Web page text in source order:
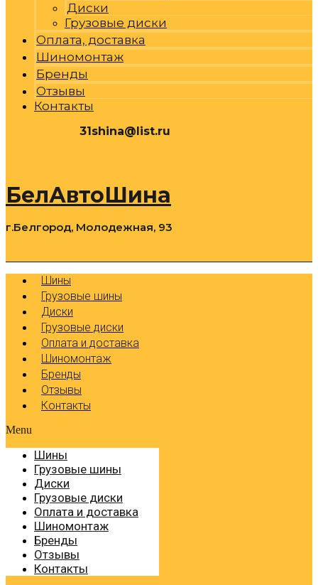
Диски
Грузовые диски
Оплата, доставка
Шиномонтаж
Бренды
Отзывы
Контакты
31shina@list.ru
БелАвтоШина
г.Белгород, Молодежная, 93
Шины
Грузовые шины
Диски
Грузовые диски
Оплата и доставка
Шиномонтаж
Бренды
Отзывы
Контакты
Menu
Шины
Грузовые шины
Диски
Грузовые диски
Оплата и доставка
Шиномонтаж
Бренды
Отзывы
Контакты